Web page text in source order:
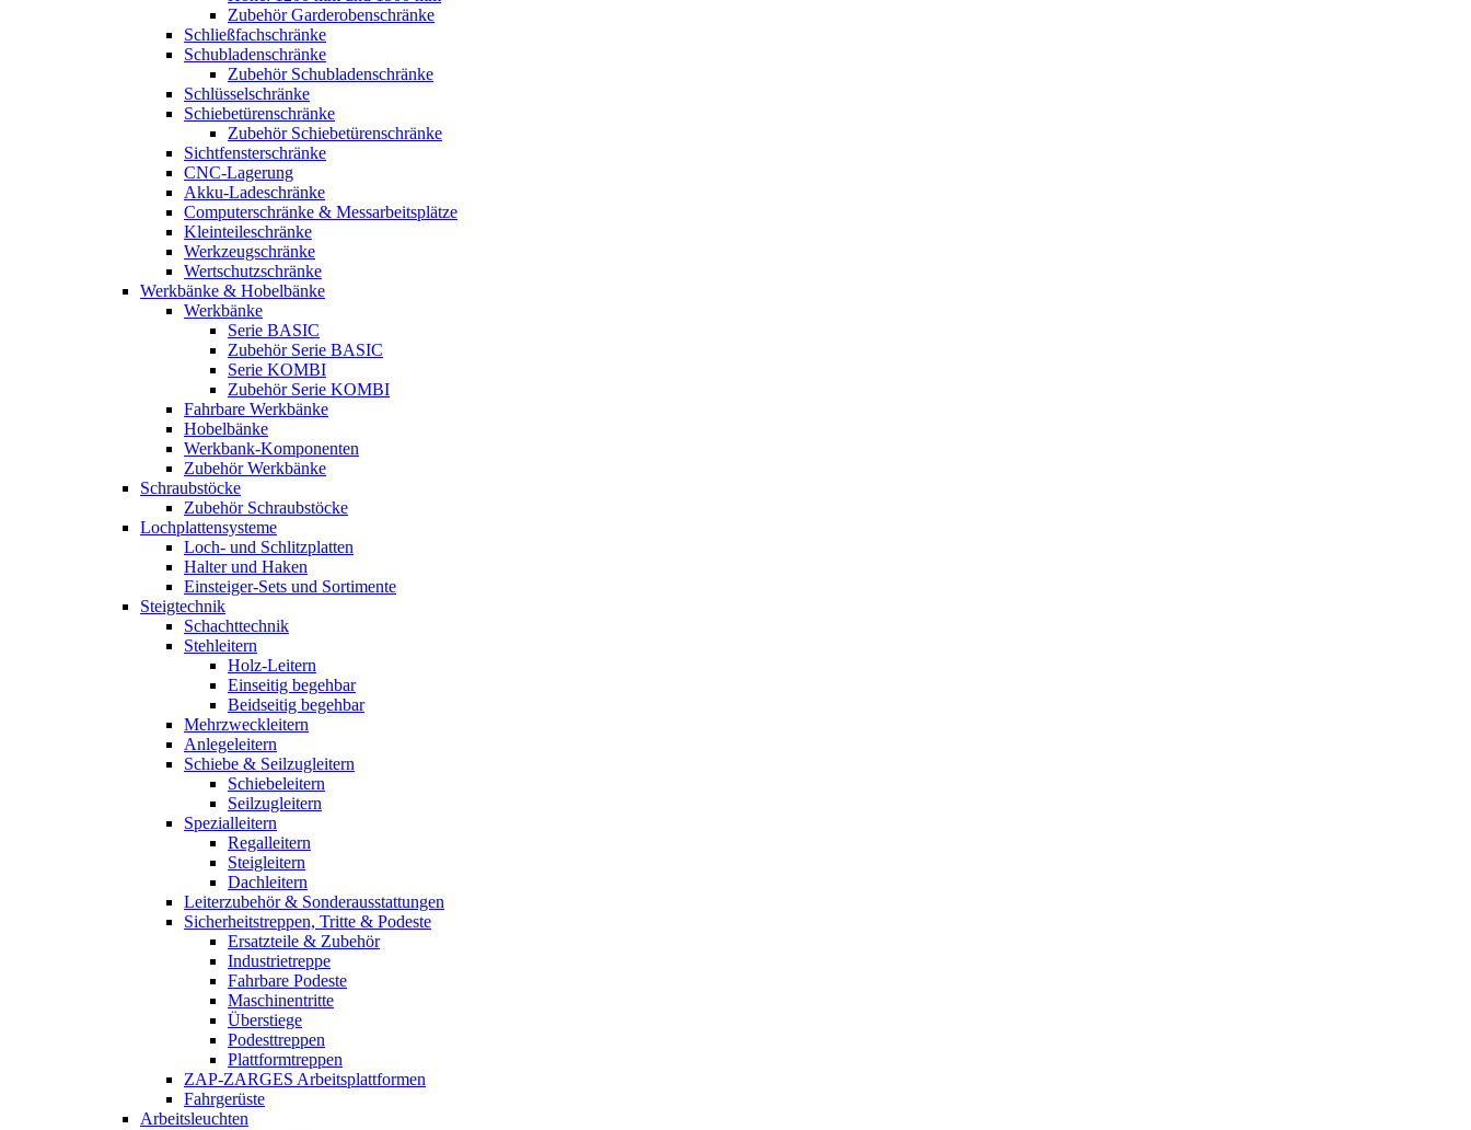
Zubehör Garderobenschränke
Schließfachschränke
Schubladenschränke
Zubehör Schubladenschränke
Schlüsselschränke
Schiebetürenschränke
Zubehör Schiebetürenschränke
Sichtfensterschränke
CNC-Lagerung
Akku-Ladeschränke
Computerschränke & Messarbeitsplätze
Kleinteileschränke
Werkzeugschränke
Wertschutzschränke
Werkbänke & Hobelbänke
Werkbänke
Serie BASIC
Zubehör Serie BASIC
Serie KOMBI
Zubehör Serie KOMBI
Fahrbare Werkbänke
Hobelbänke
Werkbank-Komponenten
Zubehör Werkbänke
Schraubstöcke
Zubehör Schraubstöcke
Lochplattensysteme
Loch- und Schlitzplatten
Halter und Haken
Einsteiger-Sets und Sortimente
Steigtechnik
Schachttechnik
Stehleitern
Holz-Leitern
Einseitig begehbar
Beidseitig begehbar
Mehrzweckleitern
Anlegeleitern
Schiebe & Seilzugleitern
Schiebeleitern
Seilzugleitern
Spezialleitern
Regalleitern
Steigleitern
Dachleitern
Leiterzubehör & Sonderausstattungen
Sicherheitstreppen, Tritte & Podeste
Ersatzteile & Zubehör
Industrietreppe
Fahrbare Podeste
Maschinentritte
Überstiege
Podesttreppen
Plattformtreppen
ZAP-ZARGES Arbeitsplattformen
Fahrgerüste
Arbeitsleuchten